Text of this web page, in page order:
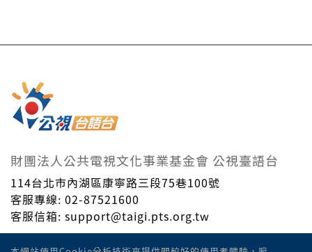
財團法人公共電視文化事業基金會 公視臺語台
114台北市內湖區康寧路三段75巷100號
客服專線: 02-87521600
客服信箱: support@taigi.pts.org.tw
Taiwan Public Television Service Foundation. © All